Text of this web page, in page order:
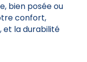
bien posée ou
confort,
et la durabilité